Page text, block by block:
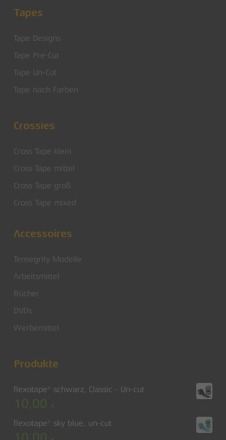
Tapes
Tape Designs
Tape Pre-Cut
Tape Un-Cut
Tape nach Farben
Crossies
Cross Tape klein
Cross Tape mittel
Cross Tape groß
Cross Tape mixed
Accessoires
Tensegrity Modelle
Arbeitsmittel
Bücher
DVDs
Werbemittel
Produkte
flexotape® schwarz, Classic - Un-cut
10,00 €
flexotape® sky blue, un-cut